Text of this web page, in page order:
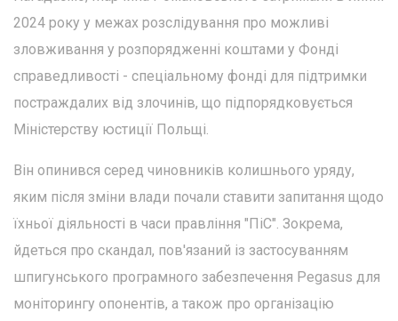
2024 року у межах розслідування про можливі
зловживання у розпорядженні коштами у Фонді
справедливості - спеціальному фонді для підтримки
постраждалих від злочинів, що підпорядковується
Міністерству юстиції Польщі.
Він опинився серед чиновників колишнього уряду,
яким після зміни влади почали ставити запитання щодо
їхньої діяльності в часи правління "ПіС". Зокрема,
йдеться про скандал, пов'язаний із застосуванням
шпигунського програмного забезпечення Pegasus для
моніторингу опонентів, а також про організацію